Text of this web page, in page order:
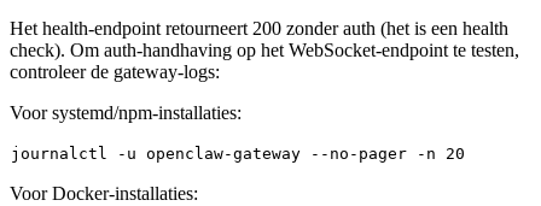
Het health-endpoint retourneert 200 zonder auth (het is een health
check). Om auth-handhaving op het WebSocket-endpoint te testen,
controleer de gateway-logs:
Voor systemd/npm-installaties:
Voor Docker-installaties: